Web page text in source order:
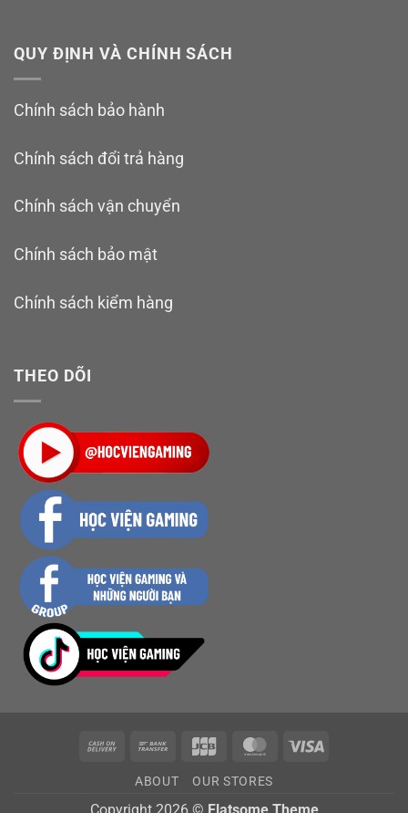
QUY ĐỊNH VÀ CHÍNH SÁCH
Chính sách bảo hành
Chính sách đổi trả hàng
Chính sách vận chuyển
Chính sách bảo mật
Chính sách kiểm hàng
THEO DÕI
Cash
Bank
JCB MasterCard
ABOUT OUR STORES